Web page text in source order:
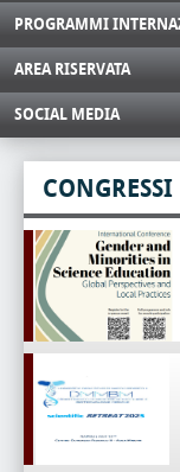
PROGRAMMI
AREA RISERVATA
SOCIAL MEDIA
CONGRESSI